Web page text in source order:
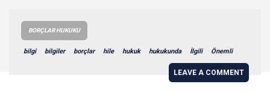
BORÇLAR HUKUKU
bilgi bilgiler borçlar hile hukuk hukukunda İlgili Önemli
LEAVE A COMMENT